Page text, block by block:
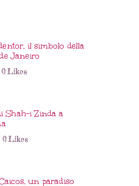
il simbolo della
Janeiro
0Likes
Shah-i Zinda a
0Likes
un paradiso